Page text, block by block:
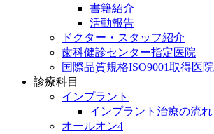
書籍紹介
活動報告
ドクター・スタッフ紹介
歯科健診センター指定医院
国際品質規格ISO9001取得医院
診療科目
インプラント
インプラント治療の流れ
オールオン4